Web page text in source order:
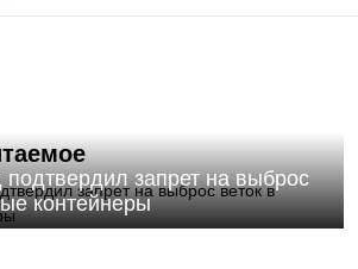
запрет на выброс
контейнеры